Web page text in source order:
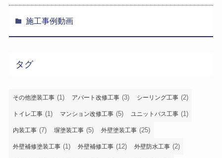
施工事例動画
タグ
その他塗装工事 (1) アパート改修工事 (3) シーリング工事 (2)
トイレ工事 (1) マンション改修工事 (5) ユニットバス工事 (1)
内装工事 (7) 塀塗装工事 (5) 外壁塗装工事 (25)
外壁補修塗装工事 (1) 外壁補修工事 (12) 外壁防水工事 (2)